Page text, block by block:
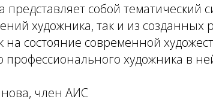
собой тематический
художника, так и из созданных
на состояние современной
профессионального художника в
член АИС